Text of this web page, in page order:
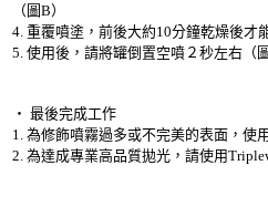
（圖B）
4. 重覆噴塗，前後大約10分鐘乾燥後才
5. 使用後，請將罐倒置空噴２秒左右（
‧ 最後完成工作
1. 為修飾噴霧過多或不完美的表面，使
2. 為達成專業高品質拋光，請使用